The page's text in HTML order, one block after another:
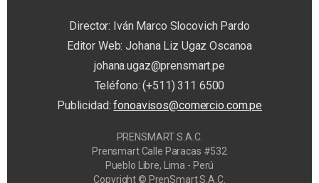
Director: Iván Marco Slocovich Pardo
Editor Web: Johana Liz Ugaz Oscanoa
johana.ugaz@prensmart.pe
Teléfono: (+511) 311 6500
Publicidad:fonoavisos@comercio.com.pe
PRENSMART S.A.C.
Prensmart Calle Paracas #532
Pueblo Libre, Lima - Perú
Copyright © PrenSmart S.A.C.